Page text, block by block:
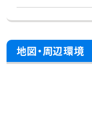
地図・周辺環境